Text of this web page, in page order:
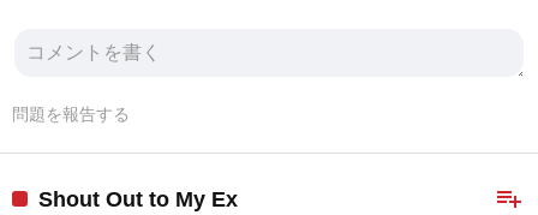
問題を報告する
playlist_add
Shout Out to My Ex